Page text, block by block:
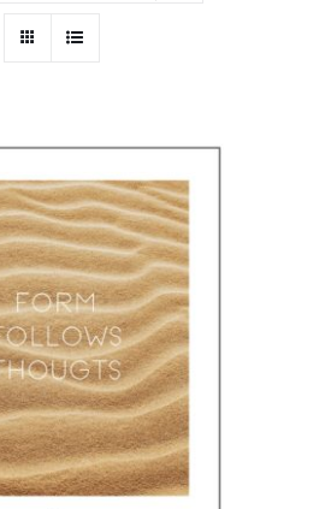
WÄHLEN DIESES
PRODUKT
WEIST
MEHRERE
VARIANTEN
AUF.
DIE
/